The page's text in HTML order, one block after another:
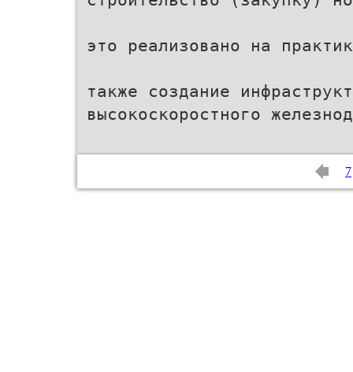
это реализовано на
также создание
высокоскоростного
7